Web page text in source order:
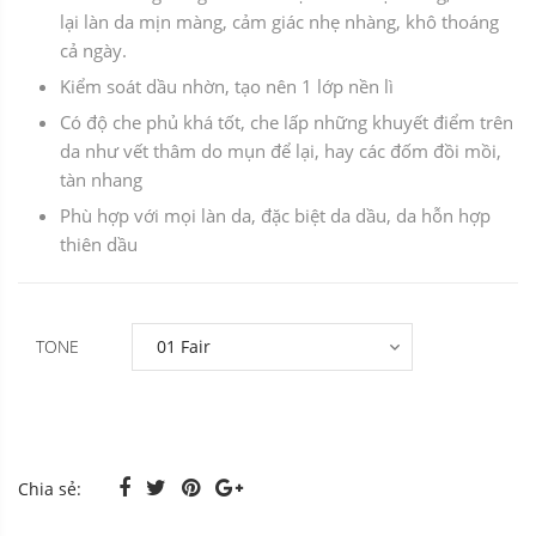
lại làn da mịn màng, cảm giác nhẹ nhàng, khô thoáng
cả ngày.
Kiểm soát dầu nhờn, tạo nên 1 lớp nền lì
Có độ che phủ khá tốt, che lấp những khuyết điểm trên
da như vết thâm do mụn để lại, hay các đốm đồi mồi,
tàn nhang
Phù hợp với mọi làn da, đặc biệt da dầu, da hỗn hợp
thiên dầu
TONE
Chia sẻ: